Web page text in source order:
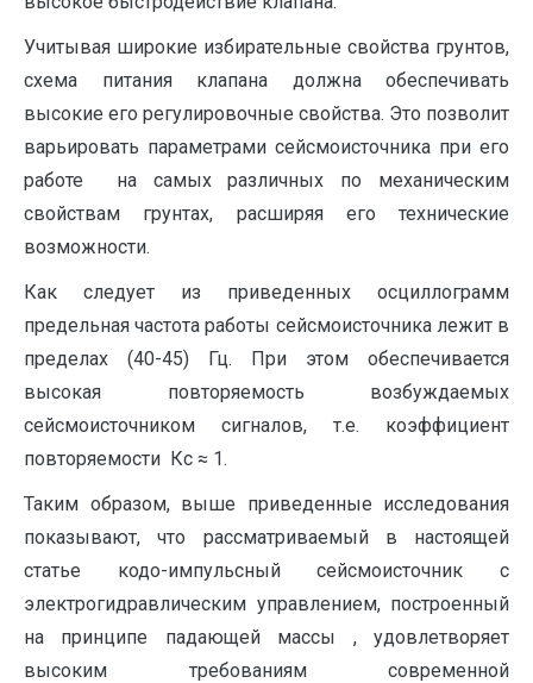
Учитывая широкие избирательные свойства грунтов,
схема питания клапана должна обеспечивать
высокие его регулировочные свойства. Это позволит
варьировать параметрами сейсмоисточника при его
работе на самых различных по механическим
свойствам грунтах, расширяя его технические
возможности.
Как следует из приведенных осциллограмм
предельная частота работы сейсмоисточника лежит в
пределах (40-45) Гц. При этом обеспечивается
высокая повторяемость возбуждаемых
сейсмоисточником сигналов, т.е. коэффициент
повторяемости Кс ≈ 1.
Таким образом, выше приведенные исследования
показывают, что рассматриваемый в настоящей
статье кодо-импульсный сейсмоисточник с
электрогидравлическим управлением, построенный
на принципе падающей массы , удовлетворяет
высоким требованиям современной